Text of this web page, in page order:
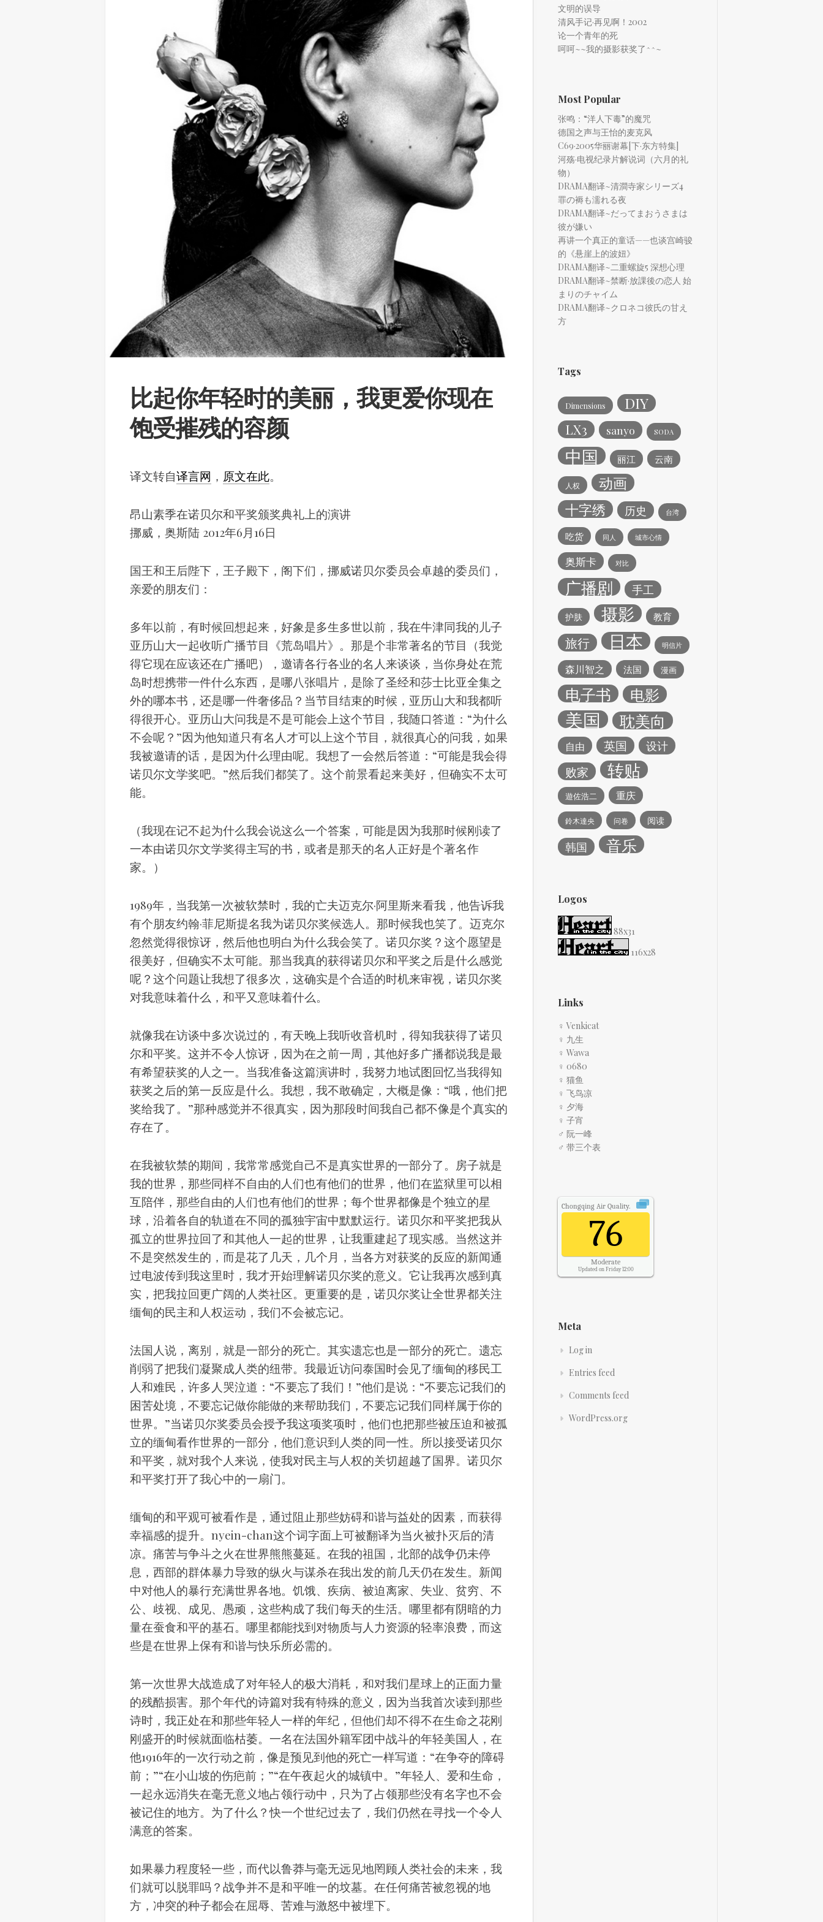
比起你年轻时的美丽，我更爱你现在
饱受摧残的容颜
译文转自译言网 ， 原文在此。
昂山素季在诺贝尔和平奖颁奖典礼上的演讲
挪威，奥斯陆 2012年6月16日
国王和王后陛下，王子殿下，阁下们，挪威诺贝尔委员会卓越的委员们，
亲爱的朋友们：
多年以前，有时候回想起来，好象是多生多世以前，我在牛津同我的儿子
亚历山大一起收听广播节目《荒岛唱片》。 那是个非常著名的节目（我觉
得它现在应该还在广播吧），邀请各行各业的名人来谈谈，当你身处在荒
岛时想携带一件什么东西，是哪八张唱片，是除了圣经和莎士比亚全集之
外的哪本书，还是哪一件奢侈品？当节目结束的时候，亚历山大和我都听
得很开心。亚历山大问我是不是可能会上这个节目，我随口答道：“为什么
不会呢？”因为他知道只有名人才可以上这个节目，就很真心的问我，如果
我被邀请的话，是因为什么理由呢。我想了一会然后答道：“可能是我会得
诺贝尔文学奖吧。”然后我们都笑了。这个前景看起来美好，但确实不太可
能。
（我现在记不起为什么我会说这么一个答案，可能是因为我那时候刚读了
一本由诺贝尔文学奖得主写的书，或者是那天的名人正好是个著名作
家。）
1989年，当我第一次被软禁时，我的亡夫迈克尔·阿里斯来看我，他告诉我
有个朋友约翰·菲尼斯提名我为诺贝尔奖候选人。那时候我也笑了。迈克尔
忽然觉得很惊讶，然后他也明白为什么我会笑了。诺贝尔奖？这个愿望是
很美好，但确实不太可能。那当我真的获得诺贝尔和平奖之后是什么感觉
呢？这个问题让我想了很多次，这确实是个合适的时机来审视，诺贝尔奖
对我意味着什么，和平又意味着什么。
就像我在访谈中多次说过的，有天晚上我听收音机时，得知我获得了诺贝
尔和平奖。这并不令人惊讶，因为在之前一周，其他好多广播都说我是最
有希望获奖的人之一。当我准备这篇演讲时，我努力地试图回忆当我得知
获奖之后的第一反应是什么。我想，我不敢确定，大概是像：“哦，他们把
奖给我了。”那种感觉并不很真实，因为那段时间我自己都不像是个真实的
存在了。
在我被软禁的期间，我常常感觉自己不是真实世界的一部分了。房子就是
我的世界，那些同样不自由的人们也有他们的世界，他们在监狱里可以相
互陪伴，那些自由的人们也有他们的世界；每个世界都像是个独立的星
球，沿着各自的轨道在不同的孤独宇宙中默默运行。诺贝尔和平奖把我从
孤立的世界拉回了和其他人一起的世界，让我重建起了现实感。当然这并
不是突然发生的，而是花了几天，几个月，当各方对获奖的反应的新闻通
过电波传到我这里时，我才开始理解诺贝尔奖的意义。它让我再次感到真
实，把我拉回更广阔的人类社区。更重要的是，诺贝尔奖让全世界都关注
缅甸的民主和人权运动，我们不会被忘记。
法国人说，离别，就是一部分的死亡。其实遗忘也是一部分的死亡。遗忘
削弱了把我们凝聚成人类的纽带。我最近访问泰国时会见了缅甸的移民工
人和难民，许多人哭泣道：“不要忘了我们！”他们是说：“不要忘记我们的
困苦处境，不要忘记做你能做的来帮助我们，不要忘记我们同样属于你的
世界。”当诺贝尔奖委员会授予我这项奖项时，他们也把那些被压迫和被孤
立的缅甸看作世界的一部分，他们意识到人类的同一性。所以接受诺贝尔
和平奖，就对我个人来说，使我对民主与人权的关切超越了国界。诺贝尔
和平奖打开了我心中的一扇门。
缅甸的和平观可被看作是，通过阻止那些妨碍和谐与益处的因素，而获得
幸福感的提升。nyein-chan这个词字面上可被翻译为当火被扑灭后的清
凉。痛苦与争斗之火在世界熊熊蔓延。在我的祖国，北部的战争仍未停
息，西部的群体暴力导致的纵火与谋杀在我出发的前几天仍在发生。新闻
中对他人的暴行充满世界各地。饥饿、疾病、被迫离家、失业、贫穷、不
公、歧视、成见、愚顽，这些构成了我们每天的生活。哪里都有阴暗的力
量在蚕食和平的基石。哪里都能找到对物质与人力资源的轻率浪费，而这
些是在世界上保有和谐与快乐所必需的。
第一次世界大战造成了对年轻人的极大消耗，和对我们星球上的正面力量
的残酷损害。那个年代的诗篇对我有特殊的意义，因为当我首次读到那些
诗时，我正处在和那些年轻人一样的年纪，但他们却不得不在生命之花刚
刚盛开的时候就面临枯萎。一名在法国外籍军团中战斗的年轻美国人，在
他1916年的一次行动之前，像是预见到他的死亡一样写道：“在争夺的障碍
前；”“在小山坡的伤疤前；”“在午夜起火的城镇中。”年轻人、爱和生命，
一起永远消失在毫无意义地占领行动中，只为了占领那些没有名字也不会
被记住的地方。为了什么？快一个世纪过去了，我们仍然在寻找一个令人
满意的答案。
如果暴力程度轻一些，而代以鲁莽与毫无远见地罔顾人类社会的未来，我
们就可以脱罪吗？战争并不是和平唯一的坟墓。在任何痛苦被忽视的地
方，冲突的种子都会在屈辱、苦难与激怒中被埋下。
文明的误导
清风手记·再见啊！2002
论一个青年的死
呵呵~~我的摄影获奖了^^~
Most Popular
张鸣：“洋人下毒”的魔咒
德国之声与王怡的麦克风
C69·2005华丽谢幕[下·东方特集]
河殇·电视纪录片解说词（六月的礼
物）
DRAMA翻译~清澗寺家シリーズ4
罪の褥も濡れる夜
DRAMA翻译~だってまおうさまは
彼が嫌い
再讲一个真正的童话——也谈宫崎骏
的《悬崖上的波妞》
DRAMA翻译~二重螺旋5 深想心理
DRAMA翻译~禁断·放課後の恋人 始
まりのチャイム
DRAMA翻译~クロネコ彼氏の甘え
方
Tags
Dimensions DIY
LX3 sanyo SODA
中国 丽江 云南
人权 动画
十字绣 历史 台湾
吃货 同人 城市心情
奥斯卡 对比
广播剧 手工
护肤 摄影 教育
旅行 日本 明信片
森川智之 法国 漫画
电子书 电影
美国 耽美向
自由 英国 设计
败家 转贴
遊佐浩二 重庆
鈴木達央 问卷 阅读
韩国 音乐
Logos
88x31
116x28
Links
♀ Venkicat
♀ 九生
♀ Wawa
♀ 0680
♀ 猫鱼
♀ 飞鸟凉
♀ 夕海
♀ 子宵
♂ 阮一峰
♂ 带三个表
Chongqing Air Quality.
76
Moderate
Updated on Friday 12:00
Meta
Log in
Entries feed
Comments feed
WordPress.org